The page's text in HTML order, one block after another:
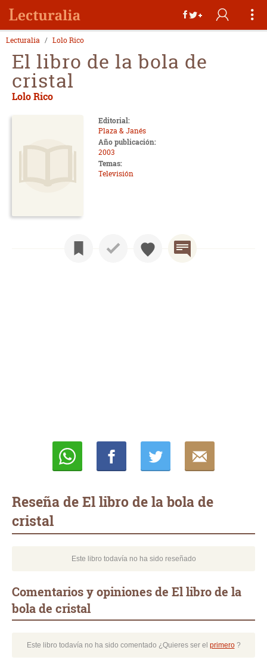
Lecturalia Lolo Rico
El libro de la bola de
cristal
Lolo Rico
Editorial:
Plaza & Janés
Año publicación:
2003
Temas:
Televisión
Reseña de El libro de la bola de
cristal
Este libro todavía no ha sido reseñado
Comentarios y opiniones de El libro de la
bola de cristal
Este libro todavía no ha sido comentado ¿Quieres ser el primero?